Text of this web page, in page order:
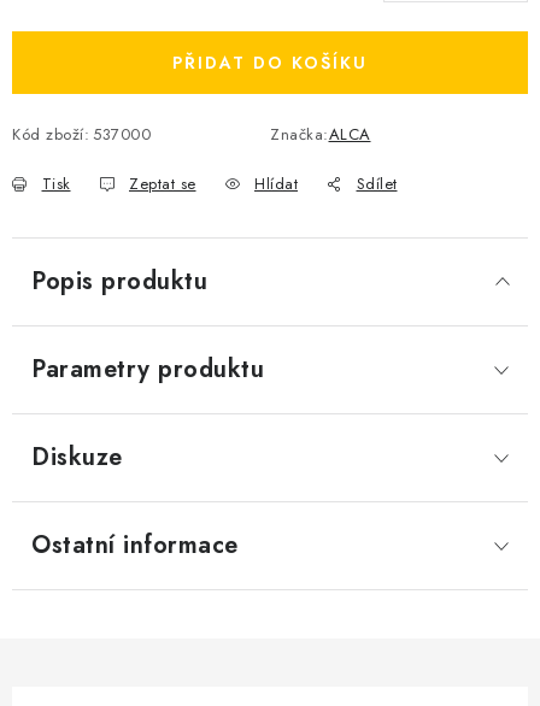
PŘIDAT DO KOŠÍKU
Kód zboží: 537000 Značka:ALCA
Tisk Zeptat se Hlídat Sdílet
Popis produktu
Parametry produktu
Diskuze
Ostatní informace